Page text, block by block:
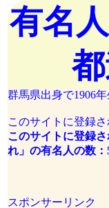
有名
群馬県出身で1906
このサイトに登録
このサイトに登録
れ」の有名人の数：
スポンサーリンク